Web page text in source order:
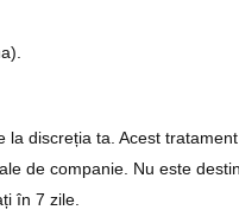
discreția ta. Acest
de companie. Nu este
în 7 zile.